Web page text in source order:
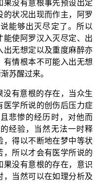
果没有意根事先预设出定
的状况出现而作主，阿罗
能够出灭尽定了。所以
能使阿罗汉入灭尽定、出
出无想定以及重度麻醉亦
有情根本不可能入出无想
苏醒过来。
有意根的存在，当众生
医学所说的创伤后压力症
悲惨的经历时，对他而
经验，当然无法一时释
，得以不断地在梦中等状
，所以才会有医学所说的
果没有意根的存在，意识
，当然可以在如理分析及